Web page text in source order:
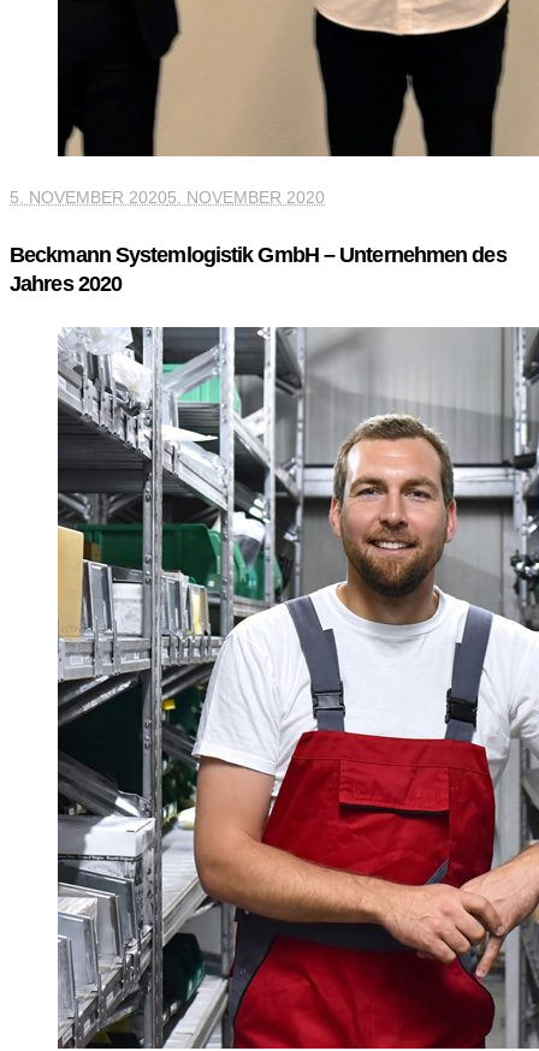
5. NOVEMBER 20205. NOVEMBER 2020
Beckmann Systemlogistik GmbH – Unternehmen des
Jahres 2020